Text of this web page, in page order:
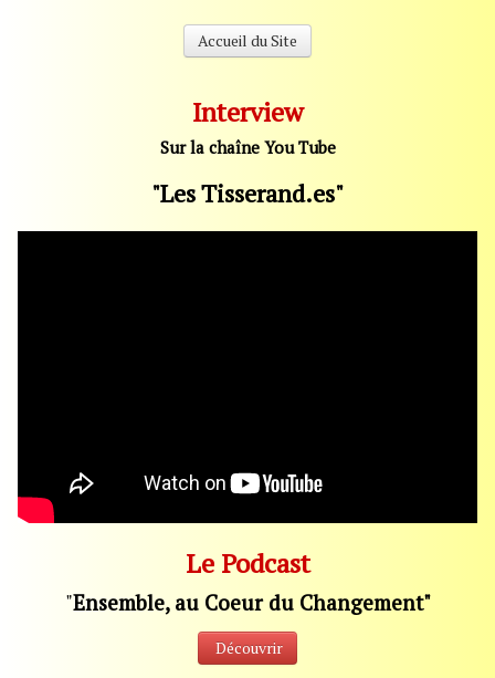
Accueil du Site
Interview
Sur la chaîne You Tube
"Les Tisserand.es"
Le Podcast
"Ensemble, au Coeur du Changement"
Découvrir